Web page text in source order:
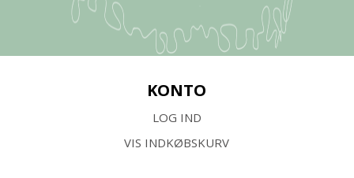
KONTO
LOG IND
VIS INDKØBSKURV